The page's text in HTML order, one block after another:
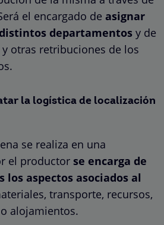
el encargado de asignar
departamentos y de
otras retribuciones de los
la logística de localización
se realiza en una
el productor se encarga de
los aspectos asociados al
transporte, recursos,
alojamientos.